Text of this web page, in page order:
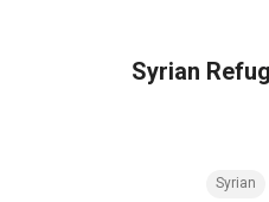
Syrian
Syrian